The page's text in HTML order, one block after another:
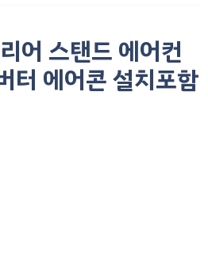
어 스탠드 에어컨
터 에어콘 설치포함